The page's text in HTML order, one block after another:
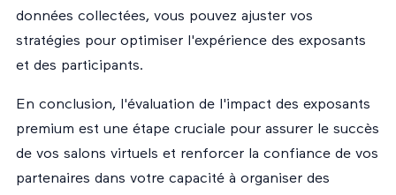
données collectées, vous pouvez ajuster vos
stratégies pour optimiser l'expérience des exposants
et des participants.
En conclusion, l'évaluation de l'impact des exposants
premium est une étape cruciale pour assurer le succès
de vos salons virtuels et renforcer la confiance de vos
partenaires dans votre capacité à organiser des